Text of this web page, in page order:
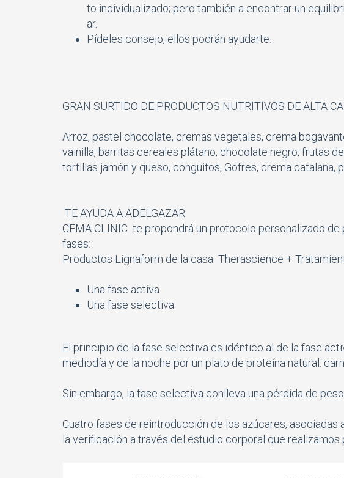
to individualizado; pero también a encontrar un
ar.
Pídeles consejo, ellos podrán ayudarte.
GRAN SURTIDO DE PRODUCTOS NUTRITIVOS DE ALTA
Arroz, pastel chocolate, cremas vegetales, crema
vainilla, barritas cereales plátano, chocolate negro, frutas
tortillas jamón y queso, conguitos, Gofres, crema catalana,
TE AYUDA A ADELGAZAR
CEMA CLINIC te propondrá un protocolo personalizado
fases:
Productos Lignaform de la casa Therascience +
Una fase activa
Una fase selectiva
El principio de la fase selectiva es idéntico al de la fase
mediodía y de la noche por un plato de proteína natural:
Sin embargo, la fase selectiva conlleva una pérdida de
Cuatro fases de reintroducción de los azúcares,
la verificación a través del estudio corporal que realizamos